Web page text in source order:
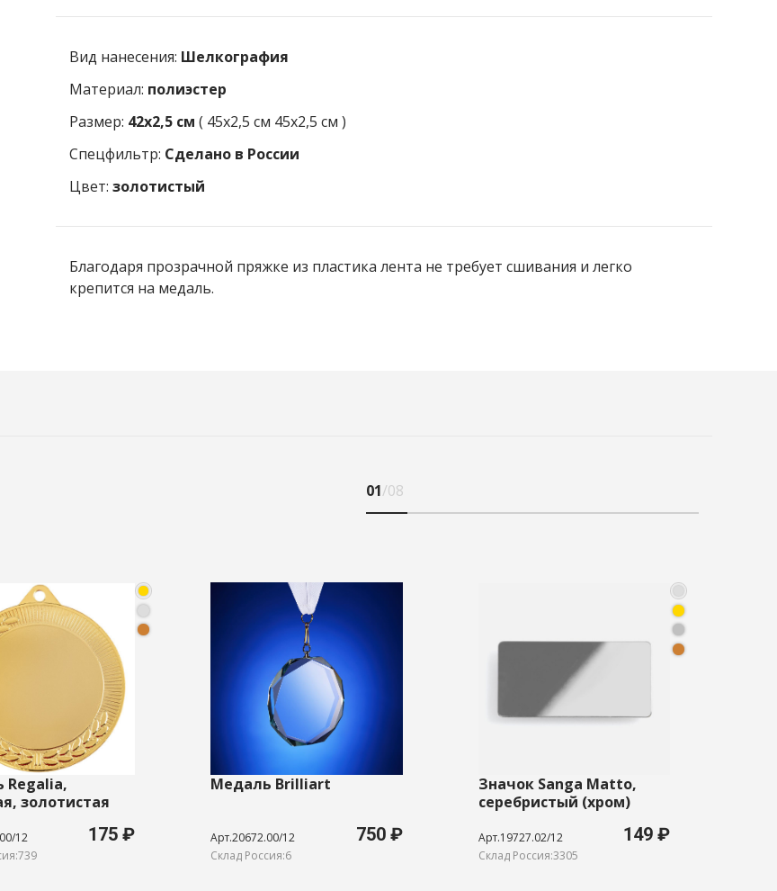
Вид нанесения: Шелкография
Материал: полиэстер
Размер: 42х2,5 см ( 45х2,5 см 45x2,5 см )
Спецфильтр: Сделано в России
Цвет: золотистый
Благодаря прозрачной пряжке из пластика лента не требует сшивания и легко
крепится на медаль.
01/08
Regalia,
золотистая
12 175 ₽
Медаль Brilliart
Арт.20672.00/12 750 ₽
Склад Россия:6
Значок Sanga Matto,
серебристый (хром)
Арт.19727.02/12 149 ₽
Склад Россия:3305